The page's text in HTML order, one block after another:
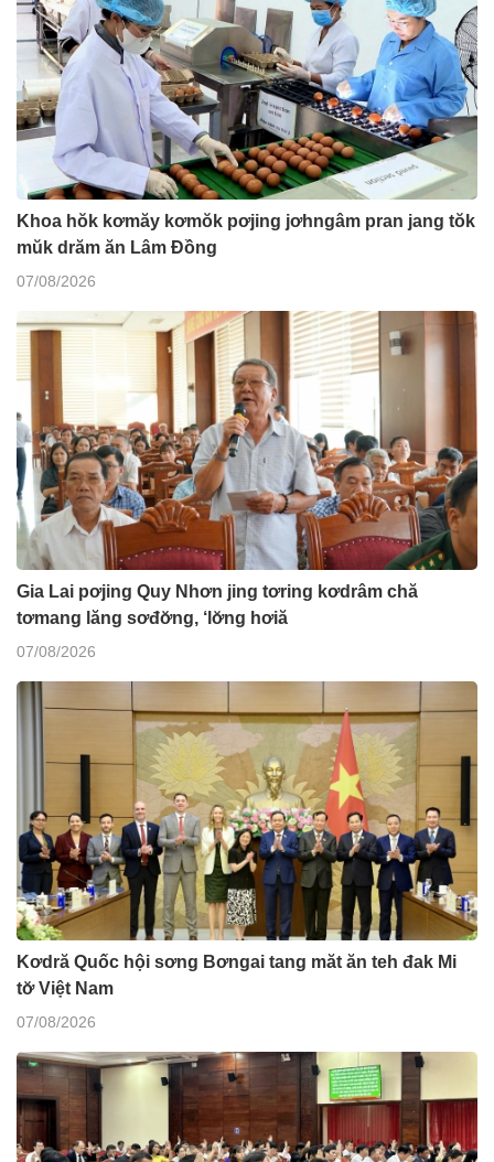
Khoa hŏk kơmăy kơmŏk pơjing jơhngâm pran jang tŏk
mŭk drăm ăn Lâm Đồng
07/08/2026
Gia Lai pơjing Quy Nhơn jing tơring kơdrâm chă
tơmang lăng sơđơ̆ng, ‘lơ̆ng hơiă
07/08/2026
Kơdră Quốc hội sơng Bơngai tang măt ăn teh đak Mi
tơ̆ Việt Nam
07/08/2026